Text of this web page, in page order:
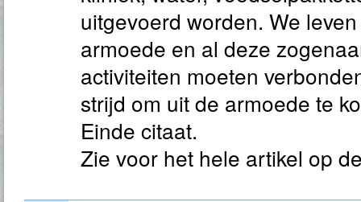
uitgevoerd worden. We
armoede en al deze
activiteiten moeten
strijd om uit de armoede te
Einde citaat.
Zie voor het hele artikel op